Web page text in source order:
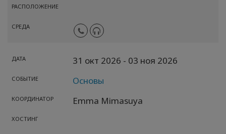
РАСПОЛОЖЕНИЕ
СРЕДА
ДАТА 31 окт 2026 - 03 ноя 2026
СОБЫТИЕ Основы
КООРДИНАТОР Emma Mimasuya
ХОСТИНГ